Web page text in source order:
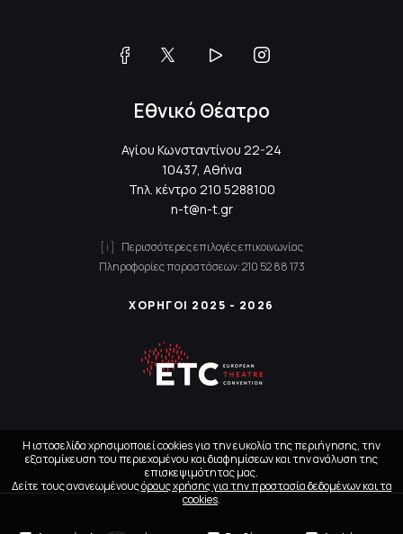
Εθνικό Θέατρο
Αγίου Κωνσταντίνου 22-24
10437, Αθήνα
Τηλ. κέντρο 210 5288100
n-t@n-t.gr
Περισσότερες επιλογές επικοινωνίας
Πληροφορίες παραστάσεων:210 52 88 173
ΧΟΡΗΓΟΙ 2025 - 2026
Η ιστοσελίδα χρησιμοποιεί cookies για την ευκολία της περιήγησης, την
εξατομίκευση του περιεχομένου και διαφημίσεων και την ανάλυση της
επισκεψιμότητας μας.
Δείτε τους ανανεωμένουςόρους χρήσης για την προστασία δεδομένων και τα
cookies.